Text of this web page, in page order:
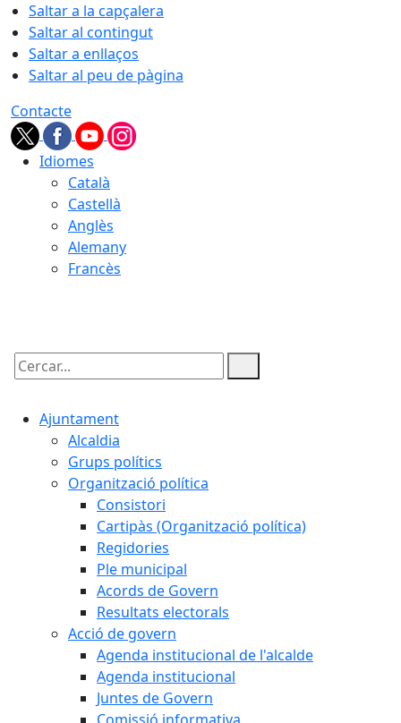
Saltar a la capçalera
Saltar al contingut
Saltar a enllaços
Saltar al peu de pàgina
Contacte
Idiomes
Català
Castellà
Anglès
Alemany
Francès
Cercar:
Ajuntament
Alcaldia
Grups polítics
Organització política
Consistori
Cartipàs (Organització política)
Regidories
Ple municipal
Acords de Govern
Resultats electorals
Acció de govern
Agenda institucional de l'alcalde
Agenda institucional
Juntes de Govern